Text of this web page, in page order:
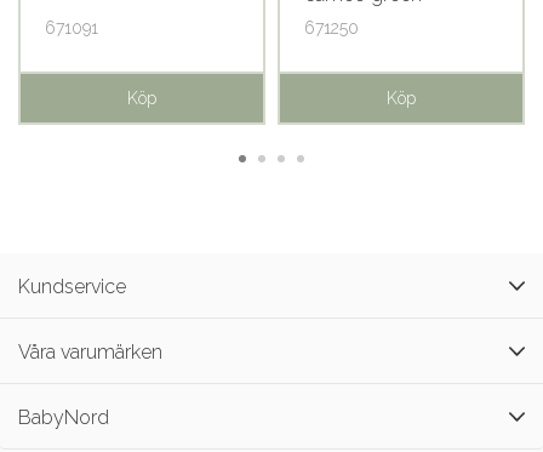
671091
Köp
671250
Köp
Kundservice
Våra varumärken
BabyNord